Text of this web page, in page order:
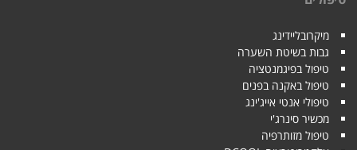
מיקרובליידינג
גבות בשיטת השערה
טיפול בפיגמנטציה
טיפול באקנה בפנים
טיפולי אנטי אייג'ינג
מכשיר סינרג'י
טיפול מזותרפיה